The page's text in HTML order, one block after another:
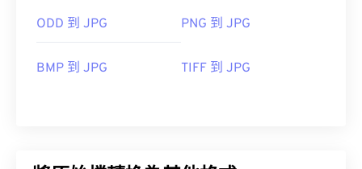
ODD 到 JPG PNG 到 JPG
BMP 到 JPG TIFF 到 JPG